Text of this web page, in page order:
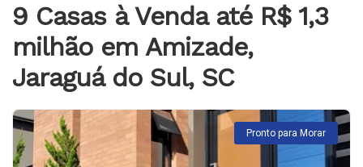
9 Casas à Venda até R$ 1,3
milhão em Amizade,
Jaraguá do Sul, SC
Pronto para Morar